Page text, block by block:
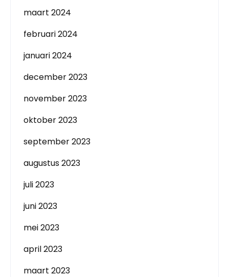
maart 2024
februari 2024
januari 2024
december 2023
november 2023
oktober 2023
september 2023
augustus 2023
juli 2023
juni 2023
mei 2023
april 2023
maart 2023